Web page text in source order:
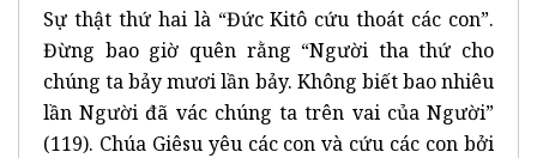
Sự thật thứ hai là “Đức Kitô cứu thoát các con”.
Đừng bao giờ quên rằng “Người tha thứ cho
chúng ta bảy mươi lần bảy. Không biết bao nhiêu
lần Người đã vác chúng ta trên vai của Người”
(119). Chúa Giêsu yêu các con và cứu các con bởi